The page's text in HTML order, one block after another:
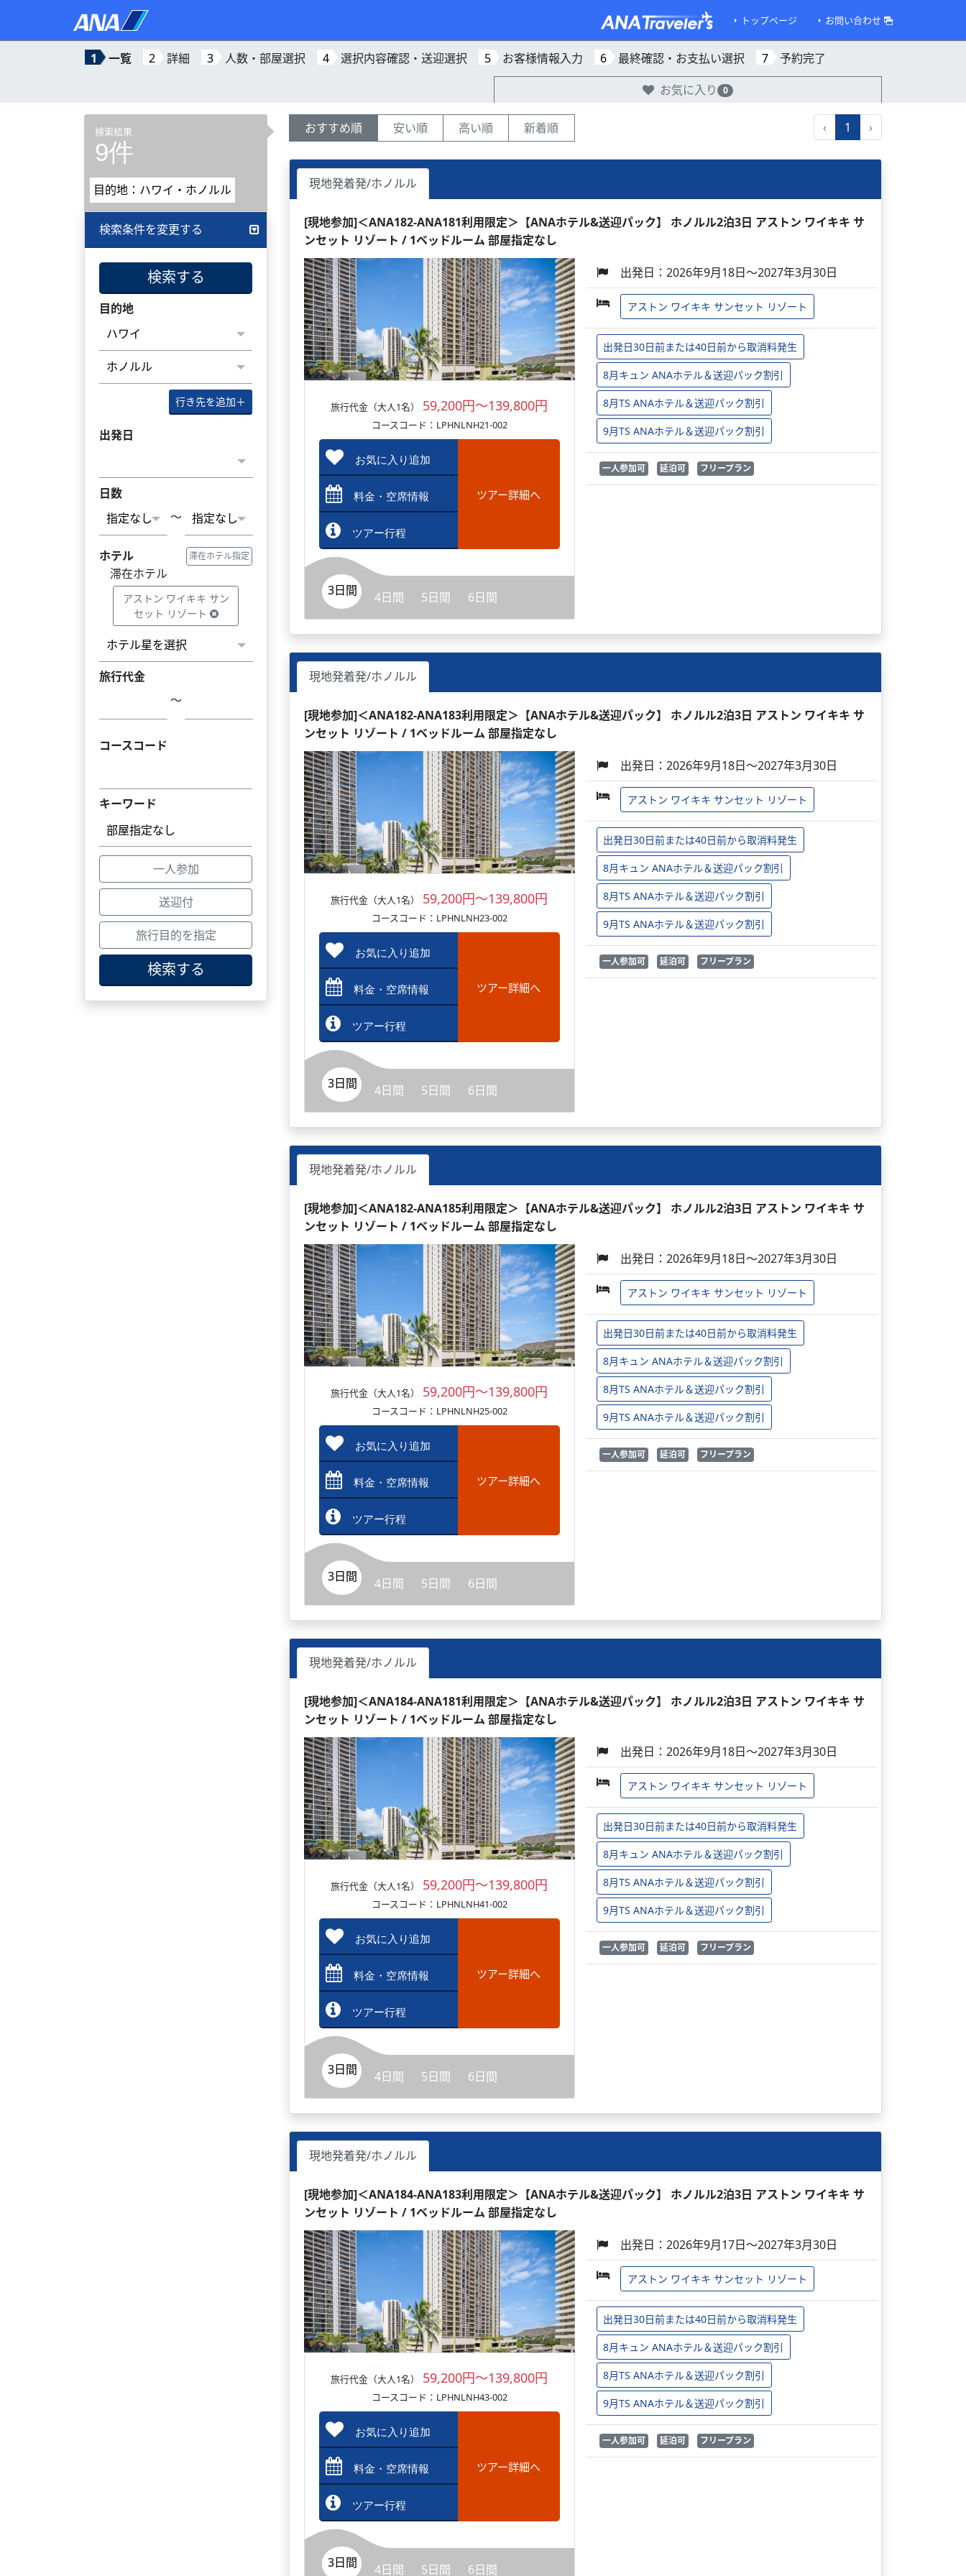
トップページ お問い合わせ
1 一覧 2 詳細 3 人数・部屋選択 4 選択内容確認・送迎選択 5 お客様情報入力 6 最終確認・お支払い選択 7
予約完了
お気に入り
0
検索結果
9件
目的地：ハワイ・ホノルル
検索条件を変更する
検索する
目的地
行き先を追加＋
出発日
日数
～
ホテル 滞在ホテル指定
滞在ホテル
アストン ワイキキ サン
セット リゾート
旅行代金
～
コースコード
キーワード
一人参加
送迎付
旅行目的を指定
検索する
おすすめ順 安い順 高い順 新着順 ‹ 1 ›
現地発着発/ホノルル
[現地参加]＜ANA182-ANA181利用限定＞【ANAホテル&送迎パック】 ホノルル2泊3日 アストン ワイキキ サ
ンセット リゾート / 1ベッドルーム 部屋指定なし
旅行代金（大人1名） 59,200円～139,800円
コースコード：LPHNLNH21-002
お気に入り追加
料金・空席情報
ツアー行程
ツアー詳細へ
3日間 4日間 5日間 6日間
出発日：2026年9月18日～2027年3月30日
アストン ワイキキ サンセット リゾート
出発日30日前または40日前から取消料発生
8月キュン ANAホテル＆送迎パック割引
8月TS ANAホテル＆送迎パック割引
9月TS ANAホテル＆送迎パック割引
一人参加可 延泊可 フリープラン
現地発着発/ホノルル
[現地参加]＜ANA182-ANA183利用限定＞【ANAホテル&送迎パック】 ホノルル2泊3日 アストン ワイキキ サ
ンセット リゾート / 1ベッドルーム 部屋指定なし
旅行代金（大人1名） 59,200円～139,800円
コースコード：LPHNLNH23-002
お気に入り追加
料金・空席情報
ツアー行程
ツアー詳細へ
3日間 4日間 5日間 6日間
出発日：2026年9月18日～2027年3月30日
アストン ワイキキ サンセット リゾート
出発日30日前または40日前から取消料発生
8月キュン ANAホテル＆送迎パック割引
8月TS ANAホテル＆送迎パック割引
9月TS ANAホテル＆送迎パック割引
一人参加可 延泊可 フリープラン
現地発着発/ホノルル
[現地参加]＜ANA182-ANA185利用限定＞【ANAホテル&送迎パック】 ホノルル2泊3日 アストン ワイキキ サ
ンセット リゾート / 1ベッドルーム 部屋指定なし
旅行代金（大人1名） 59,200円～139,800円
コースコード：LPHNLNH25-002
お気に入り追加
料金・空席情報
ツアー行程
ツアー詳細へ
3日間 4日間 5日間 6日間
出発日：2026年9月18日～2027年3月30日
アストン ワイキキ サンセット リゾート
出発日30日前または40日前から取消料発生
8月キュン ANAホテル＆送迎パック割引
8月TS ANAホテル＆送迎パック割引
9月TS ANAホテル＆送迎パック割引
一人参加可 延泊可 フリープラン
現地発着発/ホノルル
[現地参加]＜ANA184-ANA181利用限定＞【ANAホテル&送迎パック】 ホノルル2泊3日 アストン ワイキキ サ
ンセット リゾート / 1ベッドルーム 部屋指定なし
旅行代金（大人1名） 59,200円～139,800円
コースコード：LPHNLNH41-002
お気に入り追加
料金・空席情報
ツアー行程
ツアー詳細へ
3日間 4日間 5日間 6日間
出発日：2026年9月18日～2027年3月30日
アストン ワイキキ サンセット リゾート
出発日30日前または40日前から取消料発生
8月キュン ANAホテル＆送迎パック割引
8月TS ANAホテル＆送迎パック割引
9月TS ANAホテル＆送迎パック割引
一人参加可 延泊可 フリープラン
現地発着発/ホノルル
[現地参加]＜ANA184-ANA183利用限定＞【ANAホテル&送迎パック】 ホノルル2泊3日 アストン ワイキキ サ
ンセット リゾート / 1ベッドルーム 部屋指定なし
旅行代金（大人1名） 59,200円～139,800円
コースコード：LPHNLNH43-002
お気に入り追加
料金・空席情報
ツアー行程
ツアー詳細へ
3日間 4日間 5日間 6日間
出発日：2026年9月17日～2027年3月30日
アストン ワイキキ サンセット リゾート
出発日30日前または40日前から取消料発生
8月キュン ANAホテル＆送迎パック割引
8月TS ANAホテル＆送迎パック割引
9月TS ANAホテル＆送迎パック割引
一人参加可 延泊可 フリープラン